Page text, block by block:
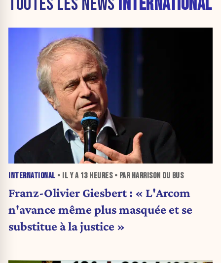
INTERNATIONAL • IL Y A 13 HEURES• PAR HARRISON DU BUS
Franz-Olivier Giesbert : « L'Arcom
n'avance même plus masquée et se
substitue à la justice »